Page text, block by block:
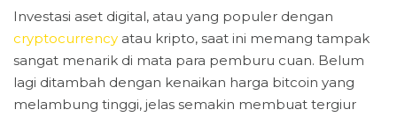
Investasi aset digital, atau yang populer dengan
cryptocurrency atau kripto, saat ini memang tampak
sangat menarik di mata para pemburu cuan. Belum
lagi ditambah dengan kenaikan harga bitcoin yang
melambung tinggi, jelas semakin membuat tergiur